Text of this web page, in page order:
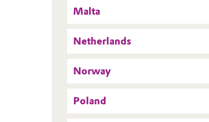
Malta
Netherlands
Norway
Poland